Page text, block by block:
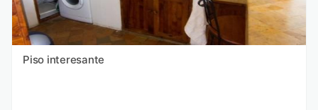
Piso interesante